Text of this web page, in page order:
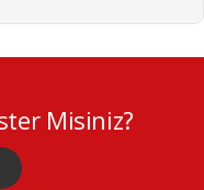
Misiniz?